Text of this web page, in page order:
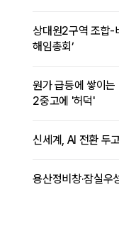
상대원2구역 조합-
해임총회’
원가 급등에 쌓이
2중고에 '허덕'
신세계, AI 전환 두
용산정비창·잠실우